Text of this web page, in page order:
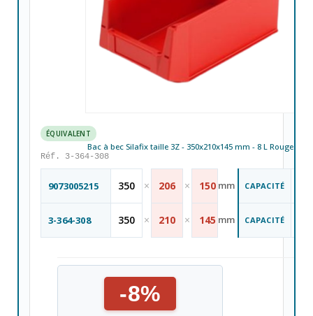
ÉQUIVALENT
Bac à bec Silafix taille 3Z - 350x210x145 mm - 8 L Rouge
Réf. 3-364-308
9073005215 350 × 206 × 150 mm CAPACITÉ
3-364-308 350 × 210 × 145 mm CAPACITÉ
-8%